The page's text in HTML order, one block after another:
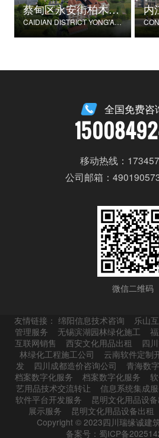
蔡甸区永安街柏木村郭家庄湾省级美丽乡村试点建设项目
CAIDIAN DISTRICT YONG'AN STREET CYPRESS VILLAGE GUOJIAZHUANG BAY PROVINCIAL BEAUTIFUL VILLAGE PILOT CONSTRUCTION PROJECT
全国免费咨
移动热线：
公司邮箱：
微信二维码
友情链接：绵阳信息技术咨询 乐山
管理服务
无锡滨湖园林绿化施工
互联网销售
西安文化用品出租 四
林绿化工程施工公司
云南软件定制
发
四川成都造价咨询公司
青海数
档案数字化服务
档案数字化服务
艺用品技术交流转让
信息系统集成
软件平台开发服务
昆明文化用品设
展示服务
昆明文化用品设备出租
Copyright © 2023四川瑞缘诚建
备案号：蜀ICP备